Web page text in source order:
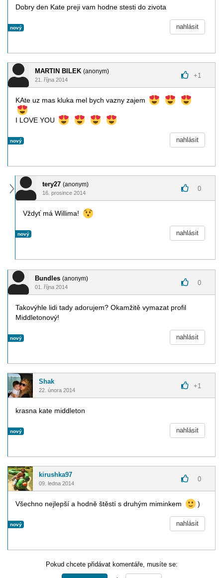
Dobry den Kate preji vam hodne stesti do zivota
nový nahlásit
MARTIN BILEK (anonym)
21. října 2014
+1
KAte uz mas kluka mel bych vazny zajem
I LOVE YOU
nový nahlásit
tery27 (anonym)
16. prosince 2014
0
Vždyť má Willima!
nový nahlásit
Bundles (anonym)
01. října 2014
0
Takovýhle lidi tady adorujem? Okamžitě vymazat profil
Middletonový!
nový nahlásit
Shak
22. února 2014
+1
krasna kate middleton
nový nahlásit
kirushka97
09. ledna 2014
0
Všechno nejlepší a hodně štěstí s druhým miminkem )
nový nahlásit
Pokud chcete přidávat komentáře, musíte se: